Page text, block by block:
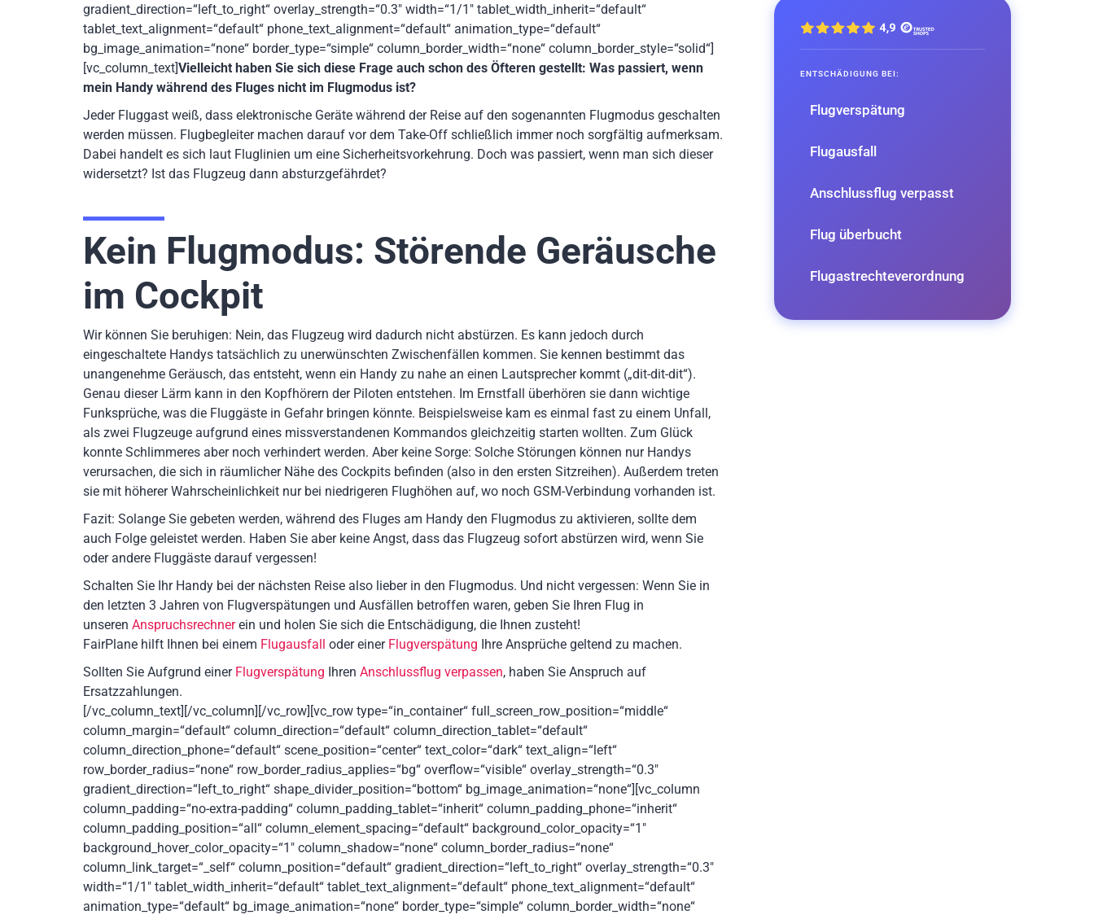
gradient_direction=“left_to_right“ overlay_strength=“0.3″ width=“1/1″ tablet_width_inherit=“default“
tablet_text_alignment=“default“ phone_text_alignment=“default“ animation_type=“default“
bg_image_animation=“none“ border_type=“simple“ column_border_width=“none“ column_border_style=“solid“]
[vc_column_text]Vielleicht haben Sie sich diese Frage auch schon des Öfteren gestellt: Was passiert, wenn
mein Handy während des Fluges nicht im Flugmodus ist?
Jeder Fluggast weiß, dass elektronische Geräte während der Reise auf den sogenannten Flugmodus geschalten
werden müssen. Flugbegleiter machen darauf vor dem Take-Off schließlich immer noch sorgfältig aufmerksam.
Dabei handelt es sich laut Fluglinien um eine Sicherheitsvorkehrung. Doch was passiert, wenn man sich dieser
widersetzt? Ist das Flugzeug dann absturzgefährdet?
Kein Flugmodus: Störende Geräusche
im Cockpit
Wir können Sie beruhigen: Nein, das Flugzeug wird dadurch nicht abstürzen. Es kann jedoch durch
eingeschaltete Handys tatsächlich zu unerwünschten Zwischenfällen kommen. Sie kennen bestimmt das
unangenehme Geräusch, das entsteht, wenn ein Handy zu nahe an einen Lautsprecher kommt („dit-dit-dit“).
Genau dieser Lärm kann in den Kopfhörern der Piloten entstehen. Im Ernstfall überhören sie dann wichtige
Funksprüche, was die Fluggäste in Gefahr bringen könnte. Beispielsweise kam es einmal fast zu einem Unfall,
als zwei Flugzeuge aufgrund eines missverstandenen Kommandos gleichzeitig starten wollten. Zum Glück
konnte Schlimmeres aber noch verhindert werden. Aber keine Sorge: Solche Störungen können nur Handys
verursachen, die sich in räumlicher Nähe des Cockpits befinden (also in den ersten Sitzreihen). Außerdem treten
sie mit höherer Wahrscheinlichkeit nur bei niedrigeren Flughöhen auf, wo noch GSM-Verbindung vorhanden ist.
Fazit: Solange Sie gebeten werden, während des Fluges am Handy den Flugmodus zu aktivieren, sollte dem
auch Folge geleistet werden. Haben Sie aber keine Angst, dass das Flugzeug sofort abstürzen wird, wenn Sie
oder andere Fluggäste darauf vergessen!
Schalten Sie Ihr Handy bei der nächsten Reise also lieber in den Flugmodus. Und nicht vergessen: Wenn Sie in
den letzten 3 Jahren von Flugverspätungen und Ausfällen betroffen waren, geben Sie Ihren Flug in
unseren Anspruchsrechnerein und holen Sie sich die Entschädigung, die Ihnen zusteht!
FairPlane hilft Ihnen bei einem Flugausfall oder einer Flugverspätung Ihre Ansprüche geltend zu machen.
Sollten Sie Aufgrund einer Flugverspätung Ihren Anschlussflug verpassen, haben Sie Anspruch auf
Ersatzzahlungen.
[/vc_column_text][/vc_column][/vc_row][vc_row type=“in_container“ full_screen_row_position=“middle“
column_margin=“default“ column_direction=“default“ column_direction_tablet=“default“
column_direction_phone=“default“ scene_position=“center“ text_color=“dark“ text_align=“left“
row_border_radius=“none“ row_border_radius_applies=“bg“ overflow=“visible“ overlay_strength=“0.3″
gradient_direction=“left_to_right“ shape_divider_position=“bottom“ bg_image_animation=“none“][vc_column
column_padding=“no-extra-padding“ column_padding_tablet=“inherit“ column_padding_phone=“inherit“
column_padding_position=“all“ column_element_spacing=“default“ background_color_opacity=“1″
background_hover_color_opacity=“1″ column_shadow=“none“ column_border_radius=“none“
column_link_target=“_self“ column_position=“default“ gradient_direction=“left_to_right“ overlay_strength=“0.3″
width=“1/1″ tablet_width_inherit=“default“ tablet_text_alignment=“default“ phone_text_alignment=“default“
animation_type=“default“ bg_image_animation=“none“ border_type=“simple“ column_border_width=“none“
ENTSCHÄDIGUNG BEI:
Flugverspätung
Flugausfall
Anschlussflug verpasst
Flug überbucht
Flugastrechteverordnung